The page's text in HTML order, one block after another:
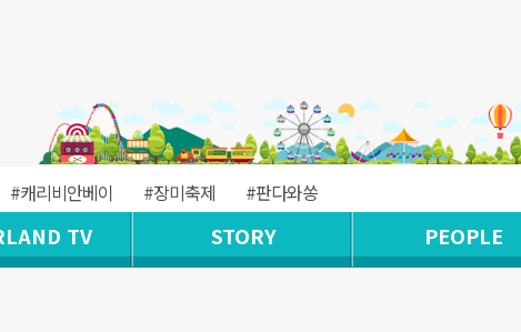
#캐리비안베이 #장미축제 #판다와쏭
TV STORY PEOPLE